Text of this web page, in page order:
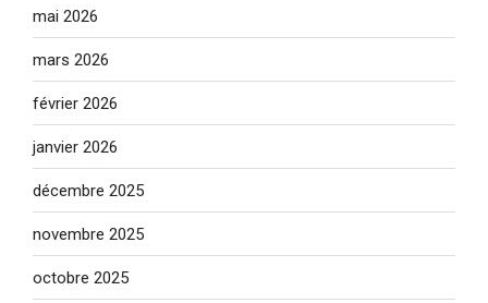
mai 2026
mars 2026
février 2026
janvier 2026
décembre 2025
novembre 2025
octobre 2025